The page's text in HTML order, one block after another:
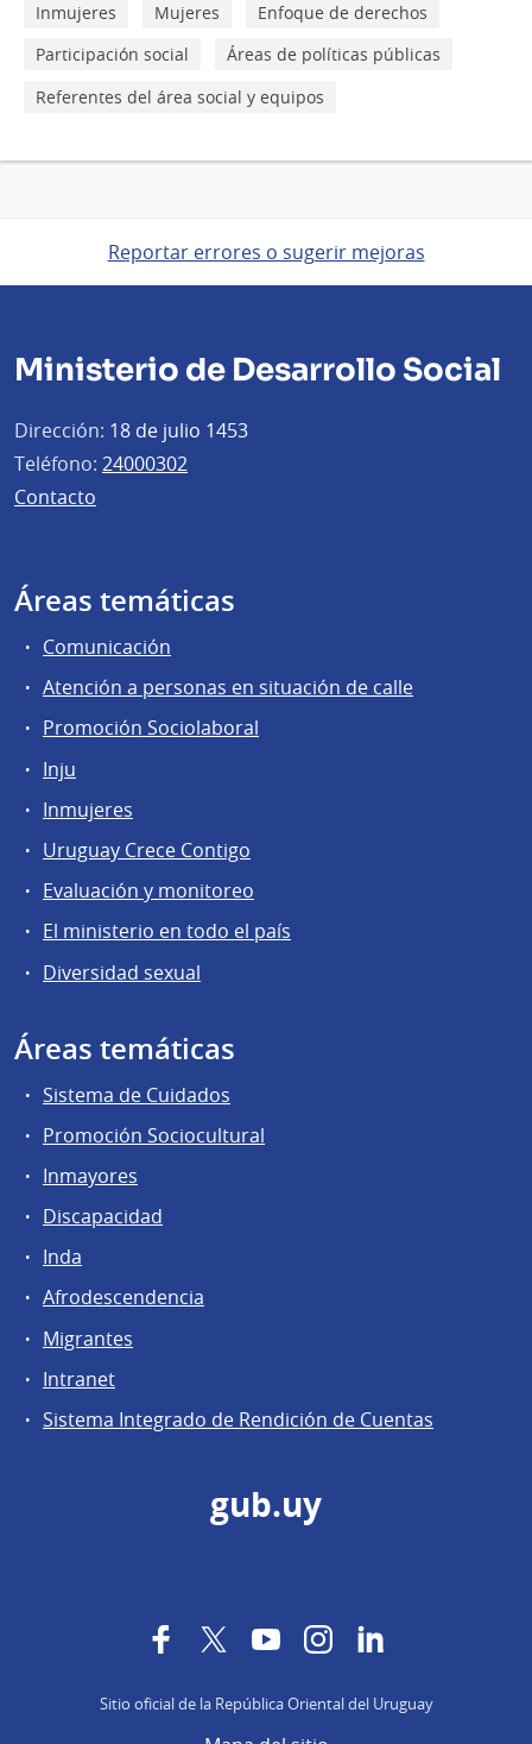
Inmujeres Mujeres
Enfoque de derechos
Participación social
Áreas de políticas públicas
Referentes del área social y equipos
Reportar errores o sugerir mejoras
Ministerio de Desarrollo Social
Dirección: 18 de julio 1453
Teléfono: 24000302
Contacto
Áreas temáticas
Comunicación
Atención a personas en situación de calle
Promoción Sociolaboral
Inju
Inmujeres
Uruguay Crece Contigo
Evaluación y monitoreo
El ministerio en todo el país
Diversidad sexual
Áreas temáticas
Sistema de Cuidados
Promoción Sociocultural
Inmayores
Discapacidad
Inda
Afrodescendencia
Migrantes
Intranet
Sistema Integrado de Rendición de Cuentas
gub.uy
FacebookTwitterYouTubeInstagram
Sitio oficial de la República Oriental del Uruguay